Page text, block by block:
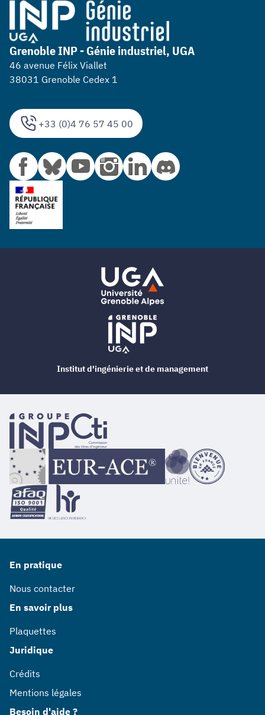
+33 (0)4 76 57 45 00
Grenoble INP - Génie industriel, UGA
46 avenue Félix Viallet
38031 Grenoble Cedex 1
En pratique
Nous contacter
En savoir plus
Plaquettes
Juridique
Crédits
Mentions légales
Besoin d'aide ?
Institut d'ingénierie et de management